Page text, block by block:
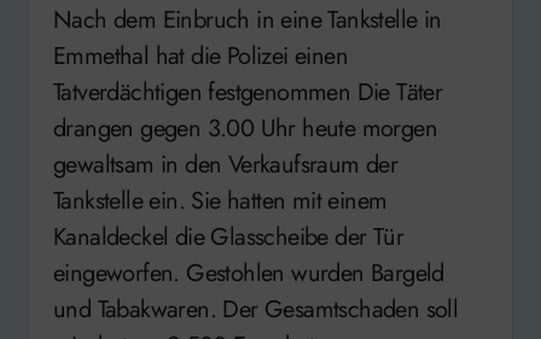
Nach dem Einbruch in eine Tankstelle in
Emmethal hat die Polizei einen
Tatverdächtigen festgenommen Die Täter
drangen gegen 3.00 Uhr heute morgen
gewaltsam in den Verkaufsraum der
Tankstelle ein. Sie hatten mit einem
Kanaldeckel die Glasscheibe der Tür
eingeworfen. Gestohlen wurden Bargeld
und Tabakwaren. Der Gesamtschaden soll